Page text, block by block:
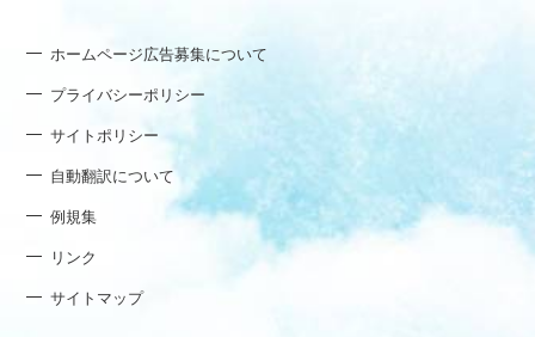
ホームページ広告募集について
プライバシーポリシー
サイトポリシー
自動翻訳について
例規集
リンク
サイトマップ